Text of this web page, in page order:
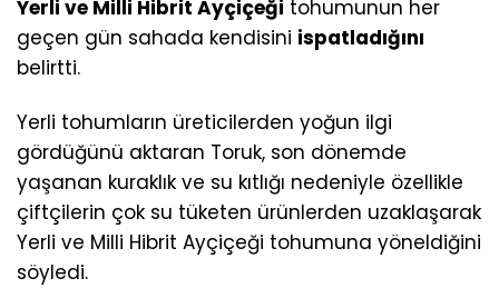
Yerli ve Milli Hibrit Ayçiçeği tohumunun her
geçen gün sahada kendisini ispatladığını
belirtti.
Yerli tohumların üreticilerden yoğun ilgi
gördüğünü aktaran Toruk, son dönemde
yaşanan kuraklık ve su kıtlığı nedeniyle özellikle
çiftçilerin çok su tüketen ürünlerden uzaklaşarak
Yerli ve Milli Hibrit Ayçiçeği tohumuna yöneldiğini
söyledi.